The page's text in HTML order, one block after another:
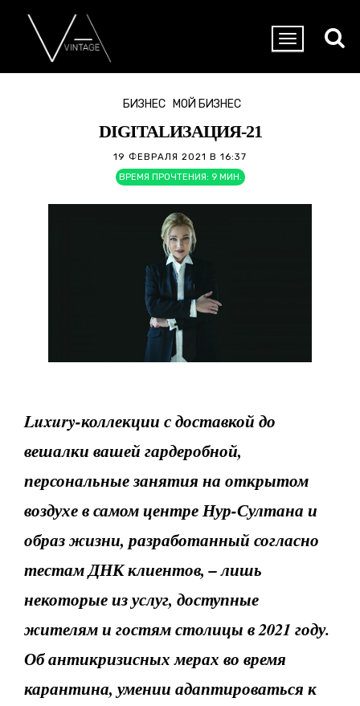
БИЗНЕС МОЙ БИЗНЕС
DIGITALИЗАЦИЯ-21
19 ФЕВРАЛЯ 2021 В 16:37
ВРЕМЯ ПРОЧТЕНИЯ: 9 МИН.
Luxury-коллекции с доставкой до
вешалки вашей гардеробной,
персональные занятия на открытом
воздухе в самом центре Нур-Султана и
образ жизни, разработанный согласно
тестам ДНК клиентов, – лишь
некоторые из услуг, доступные
жителям и гостям столицы в 2021 году.
Об антикризисных мерах во время
карантина, умении адаптироваться к